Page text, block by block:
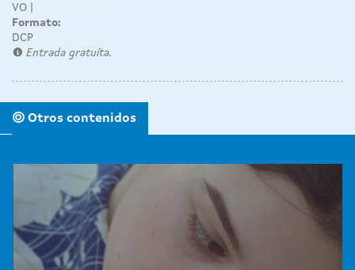
VO
Formato:
DCP
Entrada gratuíta.
Otros contenidos